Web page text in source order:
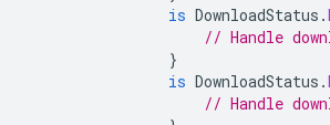
is DownloadStatus .
// Handle
}
is DownloadStatus .
// Handle